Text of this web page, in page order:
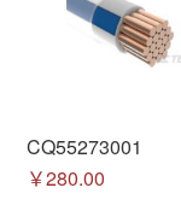
CQ55273001
￥280.00